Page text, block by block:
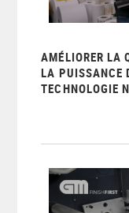
AMÉLIORER LA
LA PUISSANCE
TECHNOLOGIE